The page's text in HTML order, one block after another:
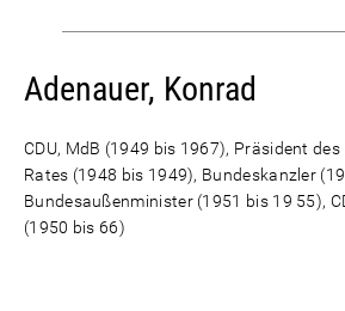
Adenauer, Konrad
CDU, MdB (1949 bis 1967), Präsident
Rates (1948 bis 1949), Bundeskanzler
Bundesaußenminister (1951 bis 19 55),
(1950 bis 66)